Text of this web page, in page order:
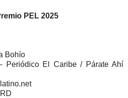
PEL 2025
Bohío
Periódico El Caribe / Párate Ahí